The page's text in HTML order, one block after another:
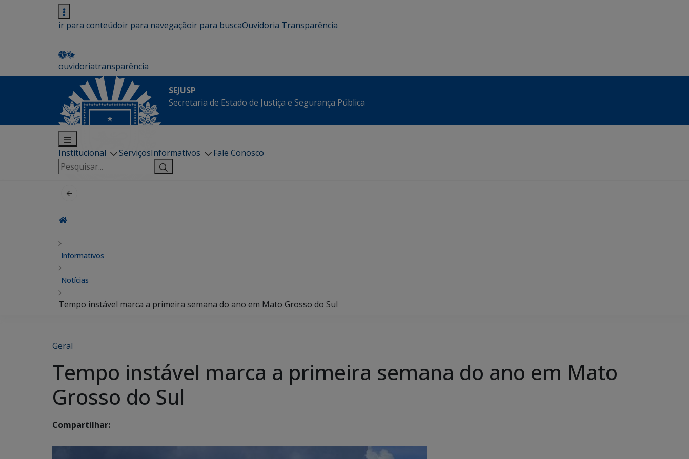
ir para conteúdoir para navegaçãoir para buscaOuvidoria Transparência
ouvidoriatransparência
SEJUSP
Secretaria de Estado de Justiça e Segurança Pública
Institucional ServiçosInformativos
Fale Conosco
Pesquisar
por:
Informativos
Notícias
Tempo instável marca a primeira semana do ano em Mato Grosso do Sul
Geral
Tempo instável marca a primeira semana do ano em Mato
Grosso do Sul
Compartilhar: